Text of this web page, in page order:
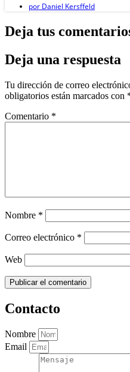
por Daniel Kersffeld
Deja tus
Deja una respuesta
Tu dirección de correo
obligatorios están marcados con
Comentario *
Nombre *
Correo electrónico *
Web
Contacto
Nombre
Email